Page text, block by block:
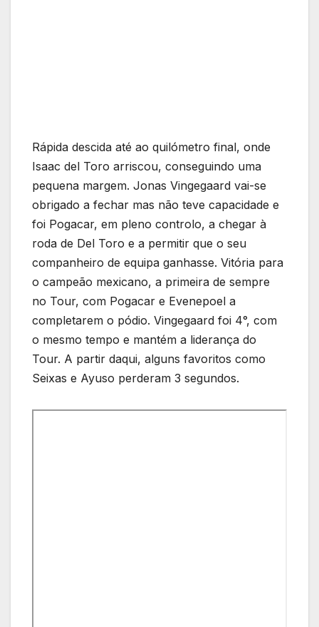
Rápida descida até ao quilómetro final, onde
Isaac del Toro arriscou, conseguindo uma
pequena margem. Jonas Vingegaard vai-se
obrigado a fechar mas não teve capacidade e
foi Pogacar, em pleno controlo, a chegar à
roda de Del Toro e a permitir que o seu
companheiro de equipa ganhasse. Vitória para
o campeão mexicano, a primeira de sempre
no Tour, com Pogacar e Evenepoel a
completarem o pódio. Vingegaard foi 4°, com
o mesmo tempo e mantém a liderança do
Tour. A partir daqui, alguns favoritos como
Seixas e Ayuso perderam 3 segundos.